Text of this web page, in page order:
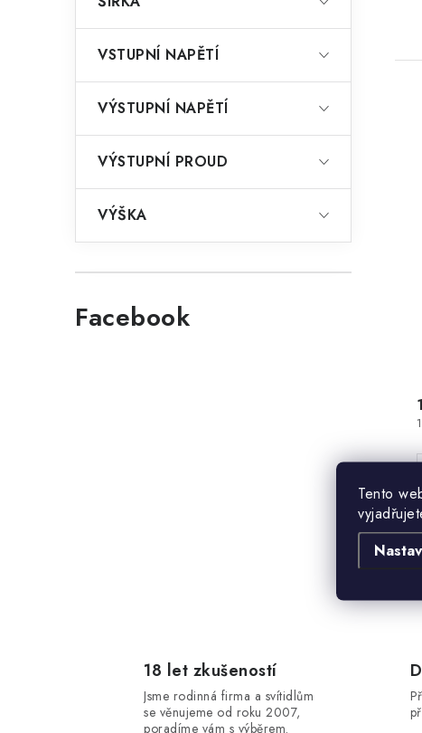
Tento
VSTUPNÍ NAPĚTÍ
VÝSTUPNÍ NAPĚTÍ
VÝSTUPNÍ PROUD
VÝŠKA
Facebook
k
t
ů
O
18 let zkušeností
Jsme rodinná firma a svítidlům
se věnujeme od roku 2007,
poradíme vám s výběrem.